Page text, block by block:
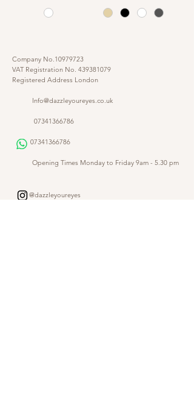
Company No.10979723
VAT Registration No. 439381079
Registered Address London
Info@dazzleyoureyes.co.uk
07341366786
07341366786
Opening Times Monday to Friday 9am - 5.30 pm
@dazzleyoureyes